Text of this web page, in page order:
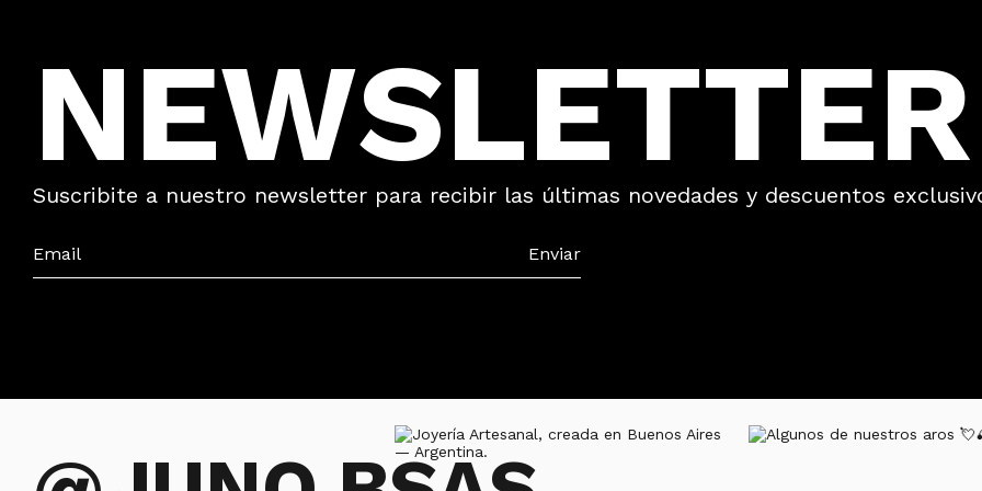
NEWSLETTER
Suscribite a nuestro newsletter para recibir las últimas novedades y descuentos